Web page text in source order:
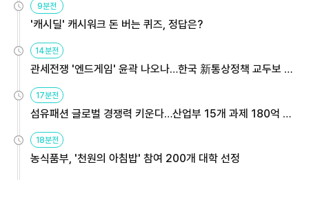
9분전
'캐시딜' 캐시워크 돈 버는 퀴즈, 정답은?
14분전
관세전쟁 '엔드게임' 윤곽 나오나…한국 新통상정책 교두보 활
17분전
섬유패션 글로벌 경쟁력 키운다…산업부 15개 과제 180억 지
18분전
농식품부, '천원의 아침밥' 참여 200개 대학 선정